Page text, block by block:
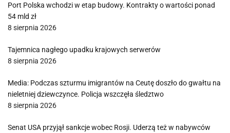
Port Polska wchodzi w etap budowy. Kontrakty o wartości ponad
54 mld zł
8 sierpnia 2026
Tajemnica nagłego upadku krajowych serwerów
8 sierpnia 2026
Media: Podczas szturmu imigrantów na Ceutę doszło do gwałtu na
nieletniej dziewczynce. Policja wszczęła śledztwo
8 sierpnia 2026
Senat USA przyjął sankcje wobec Rosji. Uderzą też w nabywców